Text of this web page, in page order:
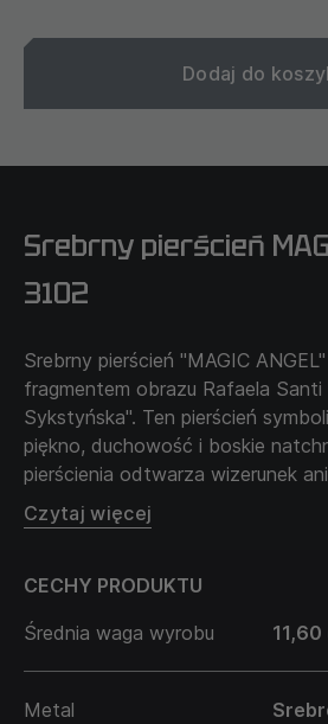
Dodaj do
Srebrny pierścień
3102
Srebrny pierścień "MAGIC
fragmentem obrazu Rafaela
Sykstyńska". Ten pierścień
piękno, duchowość i boskie
pierścienia odtwarza wizerunek
podkreślając związek między
duchowym.
rozwoju duchowego i inspiracji,
ze sztuki. Służy jako potężny
pomagając właścicielowi znaleźć
równowagę.
Czytaj więcej
CECHY PRODUKTU
Średnia waga wyrobu
11,60
Metal